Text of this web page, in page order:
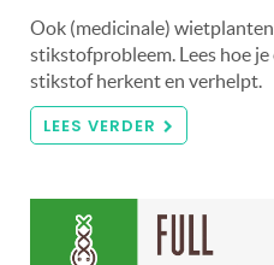
Ook (medicinale)
stikstofprobleem. Lees hoe
stikstof herkent en verhelpt.
LEES VERDER